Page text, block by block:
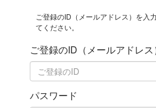
ご登録のID（メールアドレス）を入
てください。
ご登録のID（メールアドレス
パスワード